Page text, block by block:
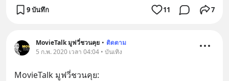
9 บันทึก 11 7
MovieTalk มูฟวี่ชวนคุย • ติดตาม
5 ก.พ. 2020 เวลา 04:04 • บันเทิง
MovieTalk มูฟวี่ชวนคุย: